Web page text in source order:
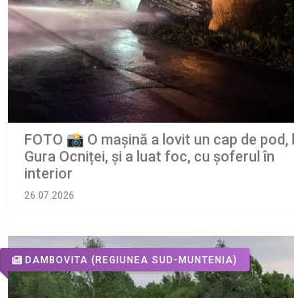
FOTO 📸 O mașină a lovit un cap de pod,
Gura Ocniței, și a luat foc, cu șoferul în
interior
26.07.2026
DAMBOVITA (REGIUNEA SUD-MUNTENIA)